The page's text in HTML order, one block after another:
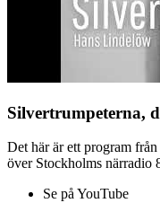
Silvertrumpeterna,
Det här är ett program
över Stockholms
Se på YouTube